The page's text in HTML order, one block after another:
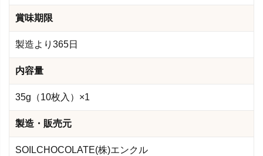
賞味期限
製造より365日
内容量
35g（10枚入）×1
製造・販売元
SOILCHOCOLATE(株)エンクル